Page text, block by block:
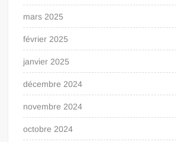
mars 2025
février 2025
janvier 2025
décembre 2024
novembre 2024
octobre 2024